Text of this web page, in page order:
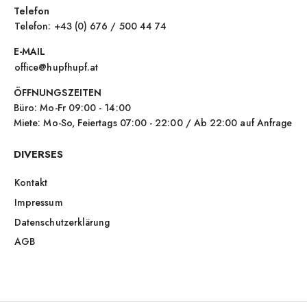
Telefon
Telefon: +43 (0) 676 / 500 44 74
E-MAIL
office@hupfhupf.at
ÖFFNUNGSZEITEN
Büro: Mo-Fr 09:00 - 14:00
Miete: Mo-So, Feiertags 07:00 - 22:00 / Ab 22:00 auf Anfrage
DIVERSES
Kontakt
Impressum
Datenschutzerklärung
AGB